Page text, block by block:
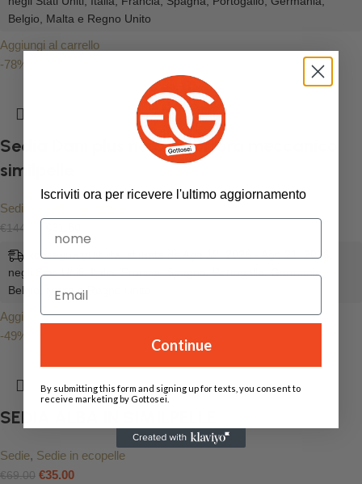
Belgio, Malta e Regno Unito
Aggiungi al carrello
-78%
Sedia Dani plus nera in tortora meccanico
similpelle
Sedie
€144.00
consegna gratuita, stimata da Ago 12, 2026 - Ago 21, 2026,
negli Stati Uniti, Italia, Francia, Spagna, Portogallo, Germania,
Belgio, Malta e Regno Unito
Aggiungi al carrello
-49%
SEDIA ALBA IN SIMILPELLE
Sedie, Sedie in ecopelle
€69.00 €35.00
Iscriviti ora per ricevere l'ultimo aggiornamento
Continue
By submitting this form and signing up for texts, you consent to
receive marketing by Gottosei.